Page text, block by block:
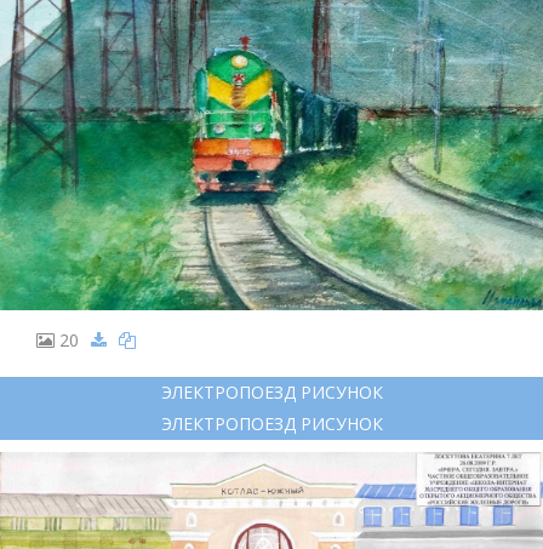
20
ЭЛЕКТРОПОЕЗД РИСУНОК
ЭЛЕКТРОПОЕЗД РИСУНОК